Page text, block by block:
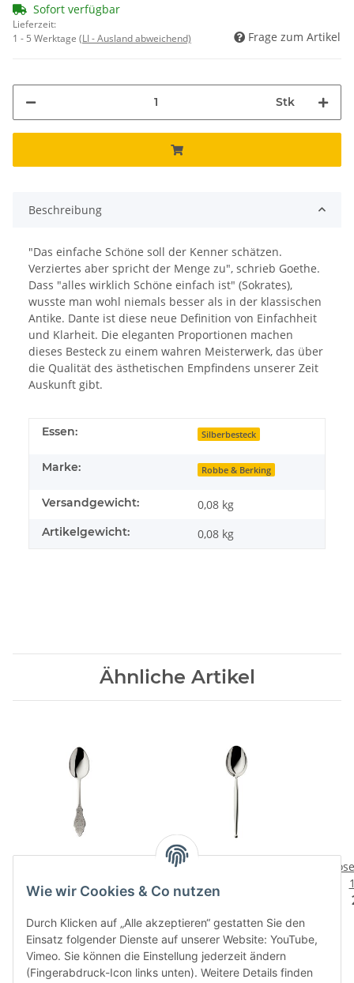
Sofort verfügbar
Lieferzeit:
1 - 5 Werktage (LI - Ausland abweichend) Frage zum Artikel
Stk
Beschreibung
"Das einfache Schöne soll der Kenner schätzen.
Verziertes aber spricht der Menge zu", schrieb Goethe.
Dass "alles wirklich Schöne einfach ist" (Sokrates),
wusste man wohl niemals besser als in der klassischen
Antike. Dante ist diese neue Definition von Einfachheit
und Klarheit. Die eleganten Proportionen machen
dieses Besteck zu einem wahren Meisterwerk, das über
die Qualität des ästhetischen Empfindens unserer Zeit
Auskunft gibt.
Essen: Silberbesteck
Marke: Robbe & Berking
Versandgewicht: 0,08 kg
Artikelgewicht: 0,08 kg
Ähnliche Artikel
Menueloeffel
138,00 CHF*
Gio 150 Menueloeffel
Wie wir Cookies & Co nutzen
Durch Klicken auf „Alle akzeptieren“ gestatten Sie den
Einsatz folgender Dienste auf unserer Website: YouTube,
Vimeo. Sie können die Einstellung jederzeit ändern
(Fingerabdruck-Icon links unten). Weitere Details finden